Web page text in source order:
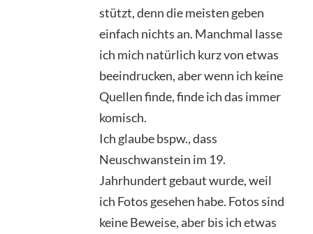
stützt, denn die meisten geben
einfach nichts an. Manchmal lasse
ich mich natürlich kurz von etwas
beeindrucken, aber wenn ich keine
Quellen finde, finde ich das immer
komisch.
Ich glaube bspw., dass
Neuschwanstein im 19.
Jahrhundert gebaut wurde, weil
ich Fotos gesehen habe. Fotos sind
keine Beweise, aber bis ich etwas